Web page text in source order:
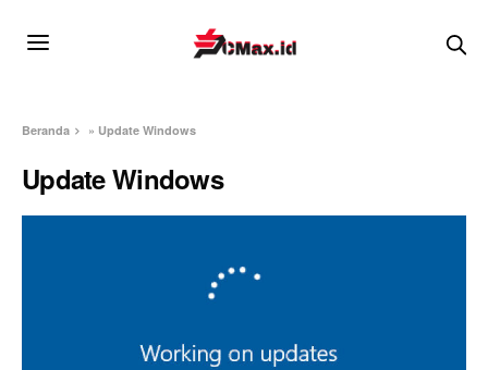
Beranda » Update Windows
Update Windows